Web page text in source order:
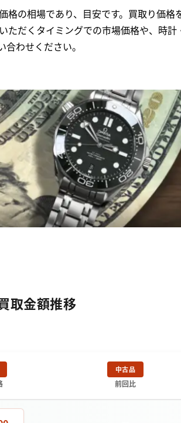
格の相場であり、目安です。買取り価格
ただくタイミングでの市場価格や、時
わせください。
取金額推移
中古品
前回比